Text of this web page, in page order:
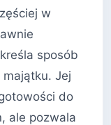
w
sposób
majątku. Jej
do
ale pozwala